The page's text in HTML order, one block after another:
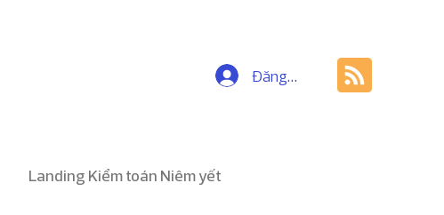
Đăng nhập
Landing Kiểm toán Niêm yết